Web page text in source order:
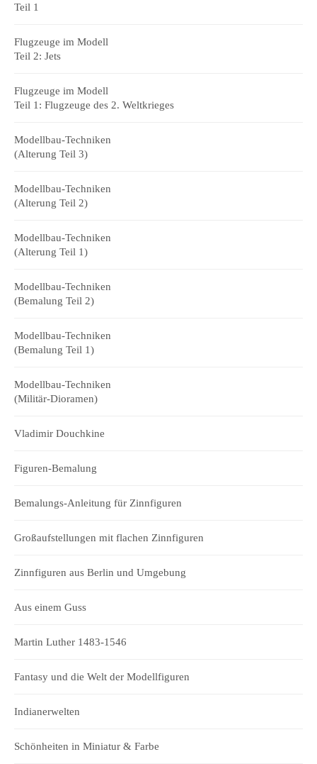
Teil 1
Flugzeuge im Modell
Teil 2: Jets
Flugzeuge im Modell
Teil 1: Flugzeuge des 2. Weltkrieges
Modellbau-Techniken
(Alterung Teil 3)
Modellbau-Techniken
(Alterung Teil 2)
Modellbau-Techniken
(Alterung Teil 1)
Modellbau-Techniken
(Bemalung Teil 2)
Modellbau-Techniken
(Bemalung Teil 1)
Modellbau-Techniken
(Militär-Dioramen)
Vladimir Douchkine
Figuren-Bemalung
Bemalungs-Anleitung für Zinnfiguren
Großaufstellungen mit flachen Zinnfiguren
Zinnfiguren aus Berlin und Umgebung
Aus einem Guss
Martin Luther 1483-1546
Fantasy und die Welt der Modellfiguren
Indianerwelten
Schönheiten in Miniatur & Farbe